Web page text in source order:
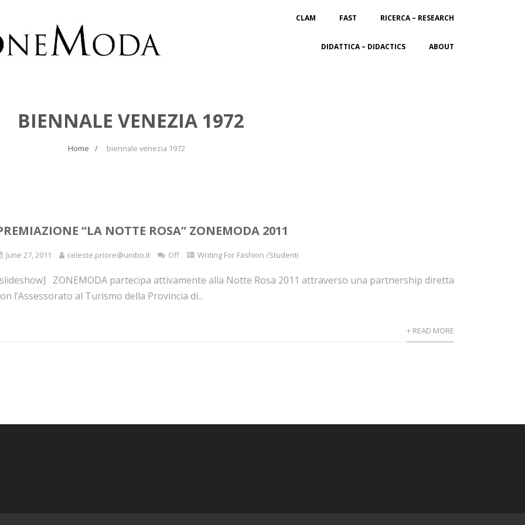
CLAM FAST RICERCA – RESEARCH
DIDATTICA – DIDACTICS ABOUT
BIENNALE VENEZIA 1972
Home biennale venezia 1972
“LA NOTTE ROSA” ZONEMODA 2011
June 27, 2011 celeste.priore@unibo.it Off Writing For Fashion /Studenti
ZONEMODA partecipa attivamente alla Notte Rosa 2011 attraverso una partnership diretta
l’Assessorato al Turismo della Provincia di...
+ READ MORE